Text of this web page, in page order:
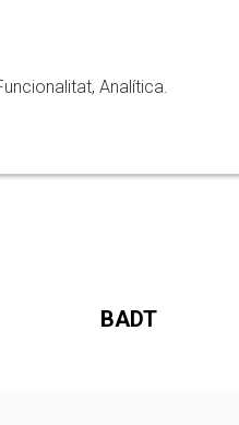
BADT
Analítica.